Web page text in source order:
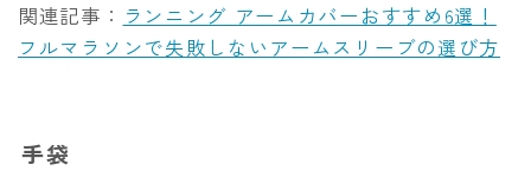
関連記事： ランニング アームカバーおすすめ6選！
フルマラソンで失敗しないアームスリーブの選び方
手袋